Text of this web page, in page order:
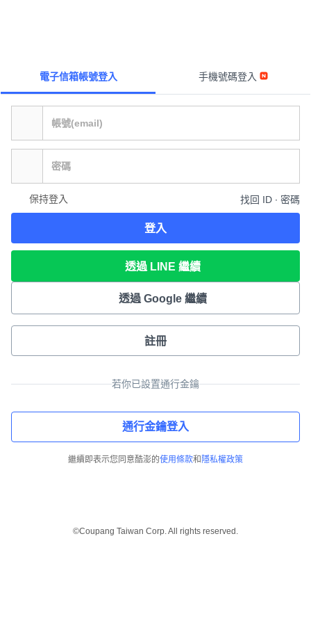
電子信箱帳號登入 手機號碼登入
保持登入 找回 ID ∙ 密碼
登入
透過 LINE 繼續
透過 Google 繼續
註冊
若你已設置通行金鑰
通行金鑰登入
繼續即表示您同意酷澎的使用條款和 隱私權政策
©Coupang Taiwan Corp. All rights reserved.